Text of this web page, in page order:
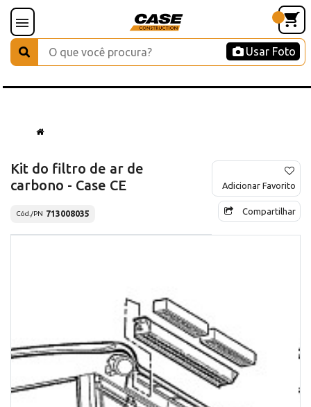
Usar Foto
Kit do filtro de ar de
carbono - Case CE
Cód./PN 713008035
Adicionar Favorito
Compartilhar